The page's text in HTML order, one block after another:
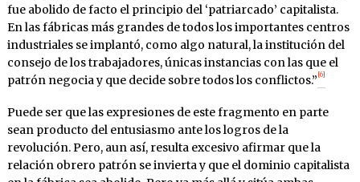
fue abolido de facto el principio del ‘patriarcado’ capitalista.
En las fábricas más grandes de todos los importantes centros
industriales se implantó, como algo natural, la institución del
consejo de los trabajadores, únicas instancias con las que el
patrón negocia y que decide sobre todos los conflictos.” [6]
Puede ser que las expresiones de este fragmento en parte
sean producto del entusiasmo ante los logros de la
revolución. Pero, aun así, resulta excesivo afirmar que la
relación obrero patrón se invierta y que el dominio capitalista